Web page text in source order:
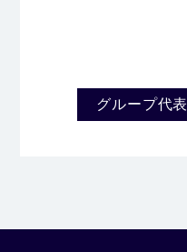
グループ代